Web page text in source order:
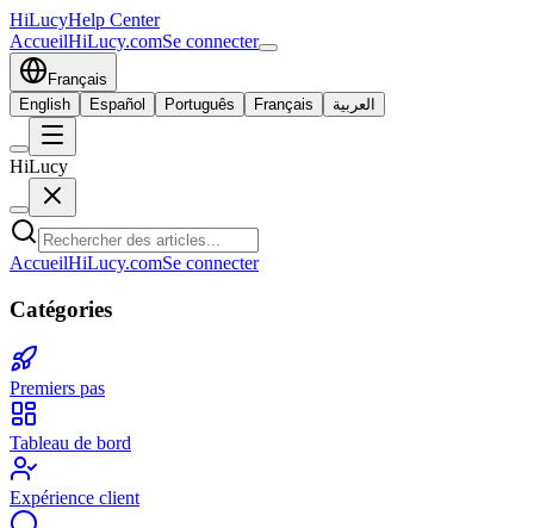
HiLucyHelp Center
AccueilHiLucy.comSe connecter
Français
English
Español Português Français العربية
HiLucy
AccueilHiLucy.comSe connecter
Catégories
Premiers pas
Tableau de bord
Expérience client